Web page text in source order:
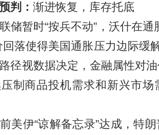
判： 渐进恢复，库存托底
储暂时“按兵不动”，沃什在通
回落使得美国通胀压力边际缓
径视数据决定，金融属性对
制商品投机需求和新兴市场
美伊“谅解备忘录”达成，特